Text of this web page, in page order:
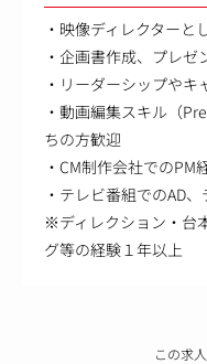
・映像ディレクター
・企画書作成、プレ
・リーダーシップや
・動画編集スキル（
ちの方歓迎
・CM制作会社でのPM
・テレビ番組でのAD
※ディレクション・台
グ等の経験１年以上
この求